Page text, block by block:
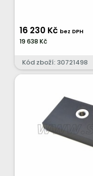
16 230 Kč bez DPH
19 638 Kč
Kód zboží: 30721498